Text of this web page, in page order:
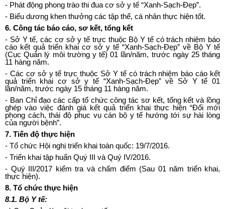
- Phát động phong trào thi đua cơ sở y tế “Xanh-Sạch-Đẹp”.
- Biểu dương khen thưởng các tập thể, cá nhân thực hiện tốt.
6. Công tác báo cáo, sơ kết, tổng kết
- Sở Y tế, các cơ sở y tế trực thuộc Bộ Y tế có trách nhiệm báo
cáo kết quả triển khai cơ sở y tế “Xanh-Sạch-Đẹp” về Bộ Y tế
(Cục Quản lý môi trường y tế) 01 lần/năm, trước ngày 25 tháng
11 hàng năm.
- Các cơ sở y tế trực thuộc Sở Y tế có trách nhiệm báo cáo kết
quả triển khai cơ sở y tế “Xanh-Sạch-Đẹp” về Sở Y tế 01
lần/năm, trước ngày 15 tháng 11 hàng năm.
- Ban Chỉ đạo các cấp tổ chức công tác sơ kết, tổng kết và lồng
ghép vào việc đánh giá kết quả triển khai thực hiện “Đổi mới
phong cách, thái độ phục vụ cán bộ y tế hướng tới sự hài lòng
của người bệnh”.
7. Tiến độ thực hiện
- Tổ chức Hội nghị triển khai toàn quốc: 19/7/2016.
- Triển khai tập huấn Quý III và Quý IV/2016.
- Quý III/2017 kiểm tra và chấm điểm (Sau 01 năm triển khai,
thực hiện).
8. Tổ chức thực hiện
8.1. Bộ Y tế: